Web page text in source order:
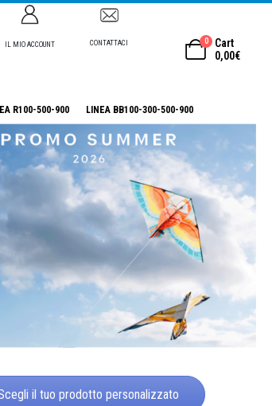
IL MIO ACCOUNT CONTATTACI 0
Cart
0,00€
R100-500-900 LINEA BB100-300-500-900
il tuo prodotto personalizzato